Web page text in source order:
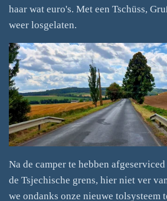
haar wat euro's. Met een Tschüss,
weer losgelaten.
Na de camper te hebben
de Tsjechische grens, hier niet ver
we ondanks onze nieuwe tolsysteem